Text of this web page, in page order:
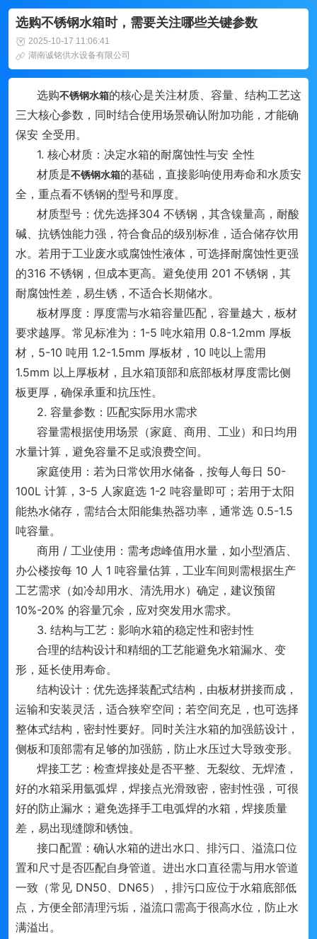
选购不锈钢水箱时，需要关注哪些关键参数
2025-10-17 11:06:41
湖南诚铭供水设备有限公司
选购不锈钢水箱的核心是关注材质、容量、结构工艺这
三大核心参数，同时结合使用场景确认附加功能，才能确
保安 全受用。
1. 核心材质：决定水箱的耐腐蚀性与安 全性
材质是不锈钢水箱的基础，直接影响使用寿命和水质安
全，重点看不锈钢的型号和厚度。
材质型号：优先选择304 不锈钢，其含镍量高，耐酸
碱、抗锈蚀能力强，符合食品的级别标准，适合储存饮用
水。若用于工业废水或腐蚀性液体，可选择耐腐蚀性更强
的316 不锈钢，但成本更高。避免使用 201 不锈钢，其
耐腐蚀性差，易生锈，不适合长期储水。
板材厚度：厚度需与水箱容量匹配，容量越大，板材
要求越厚。常见标准为：1-5 吨水箱用 0.8-1.2mm 厚板
材，5-10 吨用 1.2-1.5mm 厚板材，10 吨以上需用
1.5mm 以上厚板材，且水箱顶部和底部板材厚度需比侧
板更厚，确保承重和抗压性。
2. 容量参数：匹配实际用水需求
容量需根据使用场景（家庭、商用、工业）和日均用
水量计算，避免容量不足或浪费空间。
家庭使用：若为日常饮用水储备，按每人每日 50-
100L 计算，3-5 人家庭选 1-2 吨容量即可；若用于太阳
能热水储存，需结合太阳能集热器功率，通常选 0.5-1.5
吨容量。
商用 / 工业使用：需考虑峰值用水量，如小型酒店、
办公楼按每 10 人 1 吨容量估算，工业车间则需根据生产
工艺需求（如冷却用水、清洗用水）确定，建议预留
10%-20% 的容量冗余，应对突发用水需求。
3. 结构与工艺：影响水箱的稳定性和密封性
合理的结构设计和精细的工艺能避免水箱漏水、变
形，延长使用寿命。
结构设计：优先选择装配式结构，由板材拼接而成，
运输和安装灵活，适合狭窄空间；若空间充足，也可选择
整体式结构，密封性要好。同时关注水箱的加强筋设计，
侧板和顶部需有足够的加强筋，防止水压过大导致变形。
焊接工艺：检查焊接处是否平整、无裂纹、无焊渣，
好的水箱采用氩弧焊，焊接点光滑致密，密封性强，可很
好的防止漏水；避免选择手工电弧焊的水箱，焊接质量
差，易出现缝隙和锈蚀。
接口配置：确认水箱的进出水口、排污口、溢流口位
置和尺寸是否匹配自身管道。进出水口直径需与用水管道
一致（常见 DN50、DN65），排污口应位于水箱底部低
点，方便全部清理污垢，溢流口需高于很高水位，防止水
满溢出。